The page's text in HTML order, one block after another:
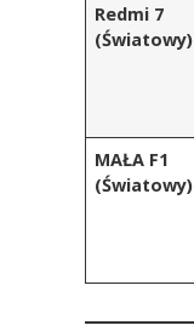
Redmi 7
(Światowy)
MAŁA F1
(Światowy)